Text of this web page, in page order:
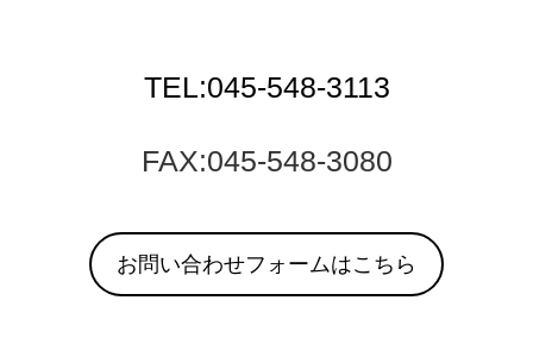
TEL:045-548-3113
FAX:045-548-3080
お問い合わせフォームはこちら